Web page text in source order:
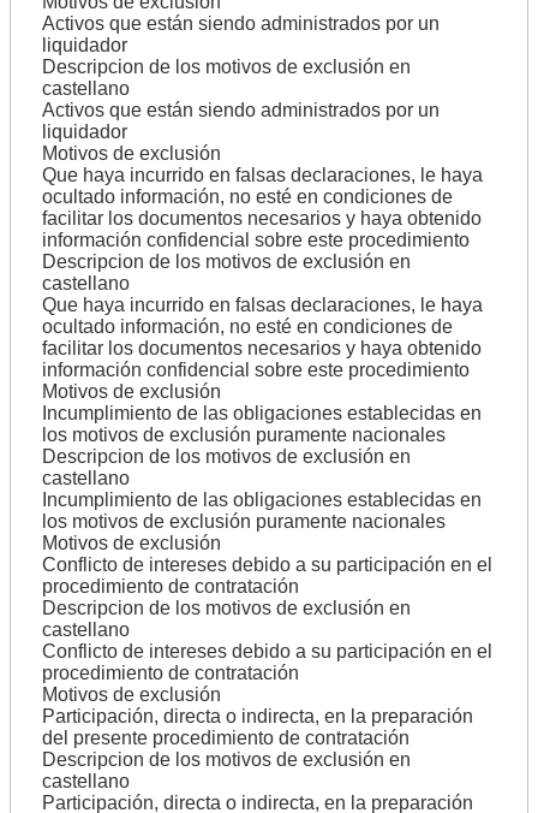
Activos que están siendo administrados por un
liquidador
Descripcion de los motivos de exclusión en
castellano
Activos que están siendo administrados por un
liquidador
Motivos de exclusión
Que haya incurrido en falsas declaraciones, le haya
ocultado información, no esté en condiciones de
facilitar los documentos necesarios y haya obtenido
información confidencial sobre este procedimiento
Descripcion de los motivos de exclusión en
castellano
Que haya incurrido en falsas declaraciones, le haya
ocultado información, no esté en condiciones de
facilitar los documentos necesarios y haya obtenido
información confidencial sobre este procedimiento
Motivos de exclusión
Incumplimiento de las obligaciones establecidas en
los motivos de exclusión puramente nacionales
Descripcion de los motivos de exclusión en
castellano
Incumplimiento de las obligaciones establecidas en
los motivos de exclusión puramente nacionales
Motivos de exclusión
Conflicto de intereses debido a su participación en el
procedimiento de contratación
Descripcion de los motivos de exclusión en
castellano
Conflicto de intereses debido a su participación en el
procedimiento de contratación
Motivos de exclusión
Participación, directa o indirecta, en la preparación
del presente procedimiento de contratación
Descripcion de los motivos de exclusión en
castellano
Participación, directa o indirecta, en la preparación